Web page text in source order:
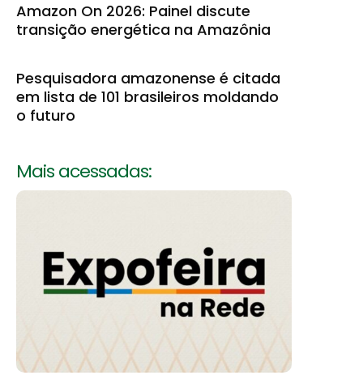
Amazon On 2026: Painel discute
transição energética na Amazônia
Pesquisadora amazonense é citada
em lista de 101 brasileiros moldando
o futuro
Mais acessadas: